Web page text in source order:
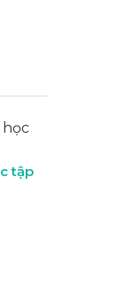
tập